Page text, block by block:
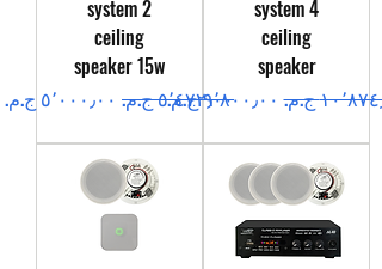
system 4
ceiling
speaker
عادي
سعر البيع
system 2
ceiling
speaker 15w
سعر عادي
سعر البيع